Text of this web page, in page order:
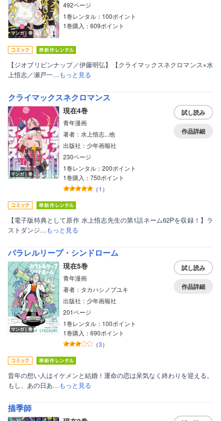
マンガ｜巻
492ページ
1巻レンタル：100ポイント
1巻購入：609ポイント
【ジオブリピンナップ／伊藤明弘】【クライマックスネクロマンス×水
上悟志／瀬戸一…もっと見る
クライマックスネクロマンス
マンガ｜巻
現在4巻
青年漫画
著者：水上悟志...他
出版社：少年画報社
230ページ
1巻レンタル：200ポイント
1巻購入：750ポイント
（1 ）
試し読み
作品詳細
【電子版特典として原作 水上悟志先生の第1話ネーム62Pを収録！】ラ
ストダンジ…もっと見る
パラレルリープ・シンドローム
マンガ｜巻
現在5巻
青年漫画
著者：タカハシノブユキ
出版社：少年画報社
201ページ
1巻レンタル：100ポイント
1巻購入：690ポイント
（3）
試し読み
作品詳細
昔年の想い人はイケメンと結婚！運命の恋は呆気なく終わりを迎える。
もし、あの日あ…もっと見る
描季師